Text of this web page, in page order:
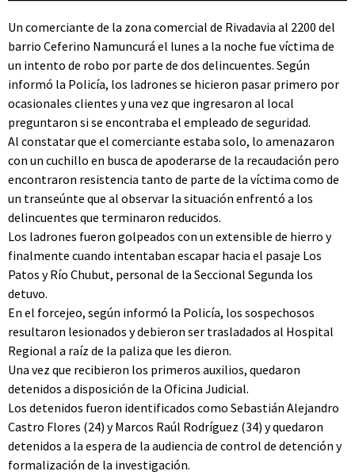
Un comerciante de la zona comercial de Rivadavia al 2200 del
barrio Ceferino Namuncurá el lunes a la noche fue víctima de
un intento de robo por parte de dos delincuentes. Según
informó la Policía, los ladrones se hicieron pasar primero por
ocasionales clientes y una vez que ingresaron al local
preguntaron si se encontraba el empleado de seguridad.
Al constatar que el comerciante estaba solo, lo amenazaron
con un cuchillo en busca de apoderarse de la recaudación pero
encontraron resistencia tanto de parte de la víctima como de
un transeúnte que al observar la situación enfrentó a los
delincuentes que terminaron reducidos.
Los ladrones fueron golpeados con un extensible de hierro y
finalmente cuando intentaban escapar hacia el pasaje Los
Patos y Río Chubut, personal de la Seccional Segunda los
detuvo.
En el forcejeo, según informó la Policía, los sospechosos
resultaron lesionados y debieron ser trasladados al Hospital
Regional a raíz de la paliza que les dieron.
Una vez que recibieron los primeros auxilios, quedaron
detenidos a disposición de la Oficina Judicial.
Los detenidos fueron identificados como Sebastián Alejandro
Castro Flores (24) y Marcos Raúl Rodríguez (34) y quedaron
detenidos a la espera de la audiencia de control de detención y
formalización de la investigación.